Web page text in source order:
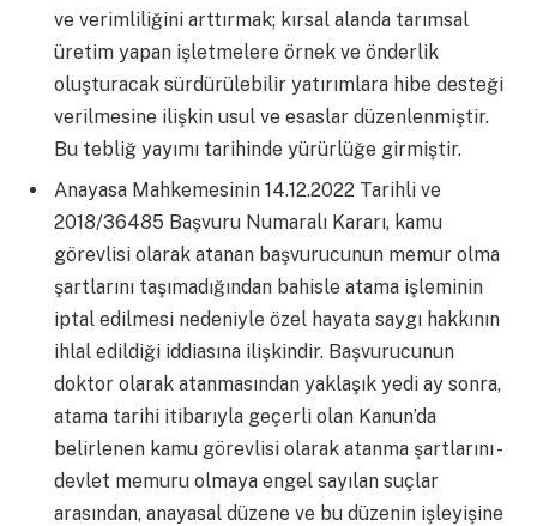
ve verimliliğini arttırmak; kırsal alanda tarımsal
üretim yapan işletmelere örnek ve önderlik
oluşturacak sürdürülebilir yatırımlara hibe desteği
verilmesine ilişkin usul ve esaslar düzenlenmiştir.
Bu tebliğ yayımı tarihinde yürürlüğe girmiştir.
Anayasa Mahkemesinin 14.12.2022 Tarihli ve
2018/36485 Başvuru Numaralı Kararı, kamu
görevlisi olarak atanan başvurucunun memur olma
şartlarını taşımadığından bahisle atama işleminin
iptal edilmesi nedeniyle özel hayata saygı hakkının
ihlal edildiği iddiasına ilişkindir. Başvurucunun
doktor olarak atanmasından yaklaşık yedi ay sonra,
atama tarihi itibarıyla geçerli olan Kanun’da
belirlenen kamu görevlisi olarak atanma şartlarını -
devlet memuru olmaya engel sayılan suçlar
arasından, anayasal düzene ve bu düzenin işleyişine